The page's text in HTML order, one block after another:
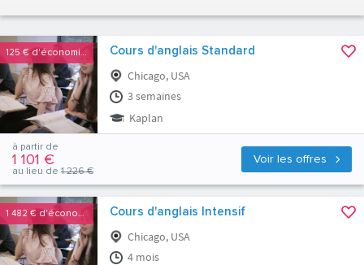
125 € d'économies Cours d'anglais Standard
Chicago, USA
3 semaines
Kaplan
Voir les offres
à partir de
1 101 €
au lieu de 1 226 €
1 482 € d'économies Cours d'anglais Intensif
Chicago, USA
4 mois